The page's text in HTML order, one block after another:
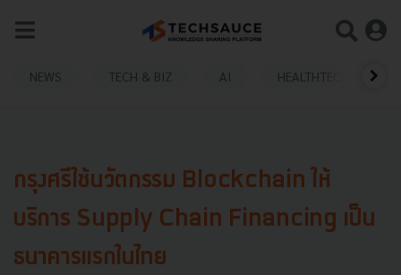
NEWS TECH & BIZ AI HEALTHTECH
กรุงศรีใช้นวัตกรรม Blockchain ให้
บริการ Supply Chain Financing เป็น
ธนาคารแรกในไทย